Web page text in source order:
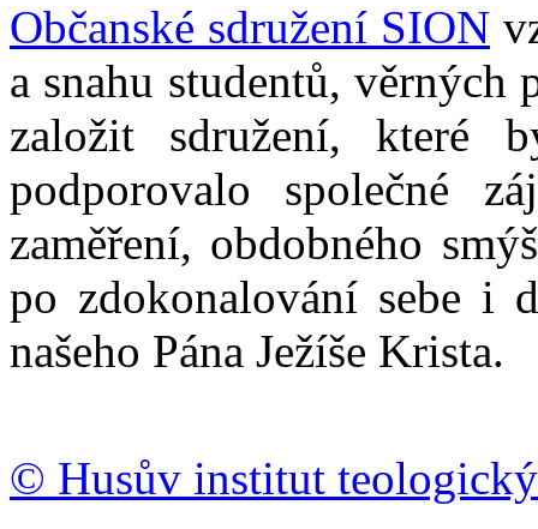
Občanské sdružení SION
a snahu studentů, věrných
založit sdružení, které
podporovalo společné
zaměření, obdobného
po zdokonalování sebe i
našeho Pána Ježíše Krista.
© Husův institut